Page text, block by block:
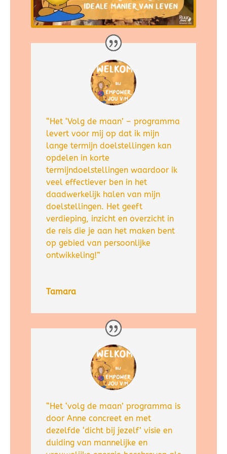
“Het ‘Volg de maan’ – programma
levert voor mij op dat ik mijn
lange termijn doelstellingen kan
opdelen in korte
termijndoelstellingen waardoor ik
veel effectiever ben in het
daadwerkelijk halen van mijn
doelstellingen. Het geeft
verdieping, inzicht en overzicht in
de reis die je aan het maken bent
op gebied van persoonlijke
ontwikkeling!”
Tamara
“Het ‘volg de maan’ programma is
door Anne concreet en met
dezelfde ‘dicht bij jezelf’ visie en
duiding van mannelijke en